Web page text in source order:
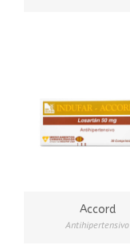
Accord
Antihipertensivo